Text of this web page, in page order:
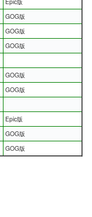
GOG版
GOG版
GOG版
GOG版
GOG版
Epic版
GOG版
GOG版